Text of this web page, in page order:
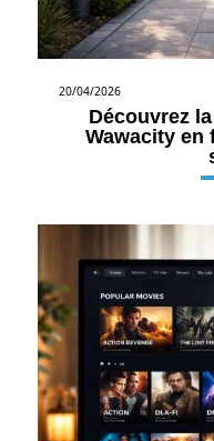
20/04/2026
Découvrez
Wawacity en